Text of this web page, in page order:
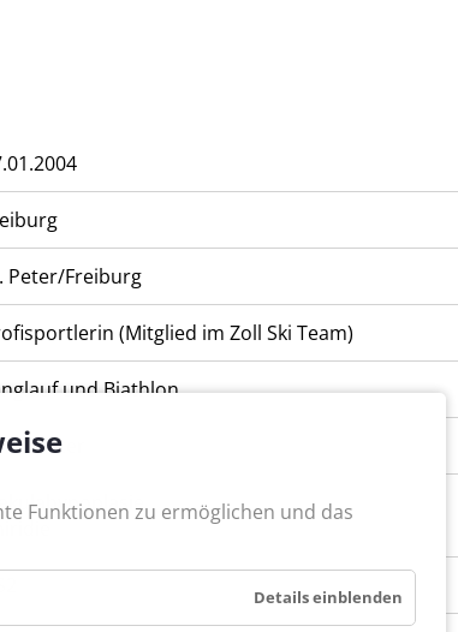
Peter/Freiburg
(Mitglied im Zoll Ski Team)
und Biathlon
St. Peter
Funktionen zu ermöglichen und das
Details einblenden